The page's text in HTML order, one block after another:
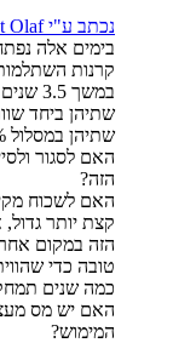
נכתב ע"י Count Olaf:
קרנות
במשך
שתיהן ביחד שוות פחות מ-
שתיהן במסלול 100% מנייתי.
האם לסגור
הזה?
האם לשכוח
קצת יותר
הזה במקום
טובה כדי
כמה שנים
האם יש מס
המימוש?